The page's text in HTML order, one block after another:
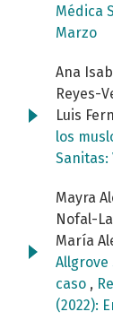
Médica
Marzo
Ana
Reyes-
Luis
los
Sanitas:
Mayra
Nofal-
María
Allgrove
caso ,
(2022):